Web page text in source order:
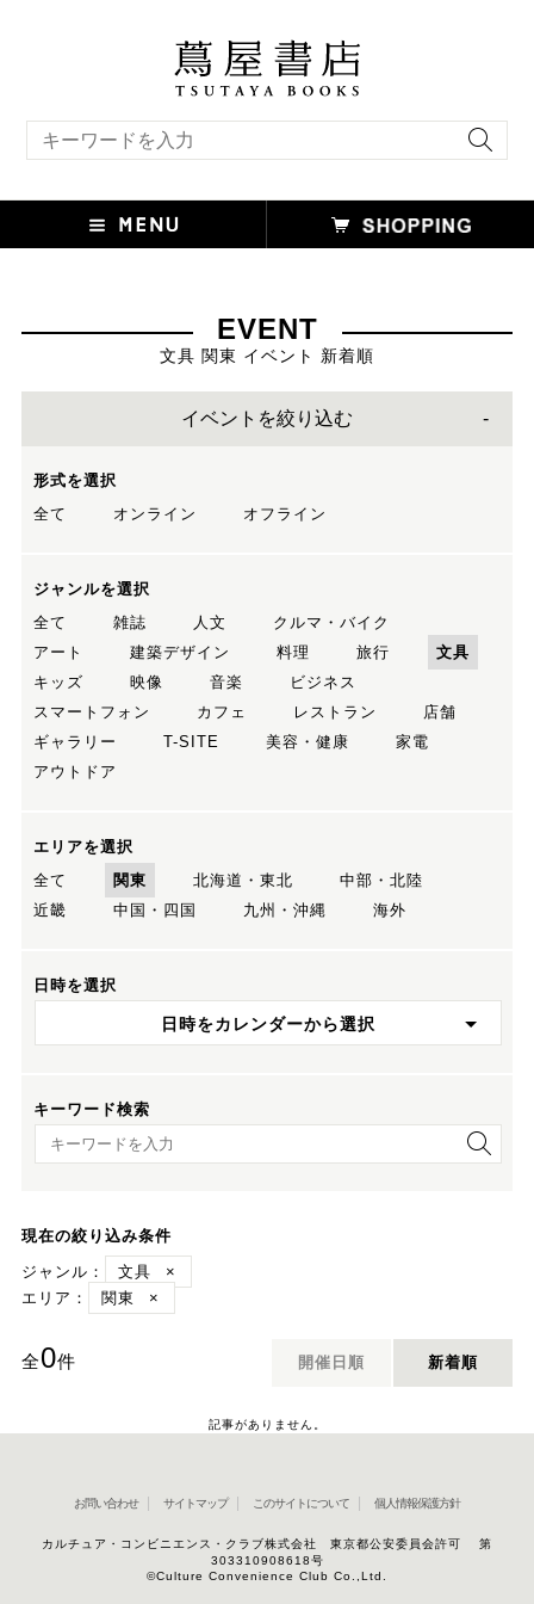
EVENT
文具 関東 イベント 新着順
イベントを絞り込む
形式を選択
全て
オンライン オフライン
ジャンルを選択
全て
雑誌 人文
クルマ・バイク
アート
建築デザイン 料理 旅行
文具
キッズ
映像 音楽
ビジネス
スマートフォン
カフェ レストラン
店舗
ギャラリー
T-SITE 美容・健康
家電
アウトドア
エリアを選択
全て
関東 北海道・東北
中部・北陸
近畿
中国・四国 九州・沖縄 海外
日時を選択
日時をカレンダーから選択
キーワード検索
キーワード検索
現在の絞り込み条件
ジャンル：
文具
×
エリア：
関東 ×
全0件 開催日順 新着順
記事がありません。
お問い合わせ サイトマップ このサイトについて 個人情報保護方針
カルチュア・コンビニエンス・クラブ株式会社 東京都公安委員会許可 第
303310908618号
©Culture Convenience Club Co.,Ltd.